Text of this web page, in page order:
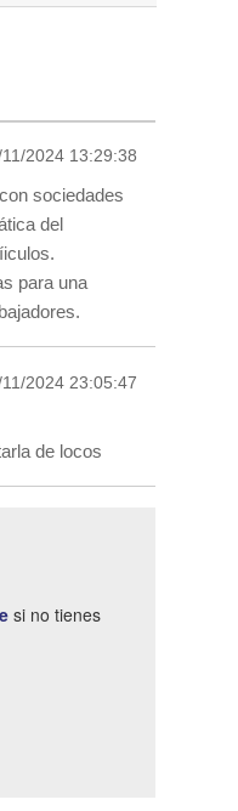
2024 13:29:38
sociedades
del
para una
2024 23:05:47
de locos
si no tienes